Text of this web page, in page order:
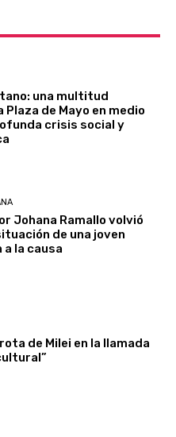
una multitud
Plaza de Mayo en medio
crisis social y
Johana Ramallo volvió
de una joven
la causa
de Milei en la llamada